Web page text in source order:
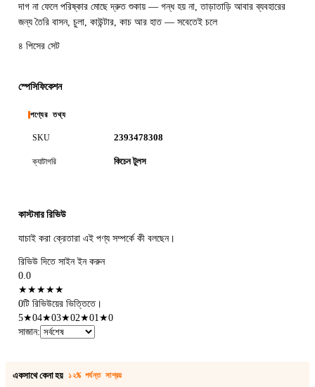
দাগ না ফেলে পরিষ্কার মোছে দ্রুত শুকায় — গন্ধ হয় না, তাড়াতাড়ি আবার ব্যবহারের
জন্য তৈরি বাসন, চুলা, কাউন্টার, কাচ আর হাত — সবেতেই চলে
৪ পিসের সেট
স্পেসিফিকেশন
পণ্যের তথ্য
SKU 2393478308
ক্যাটাগরি কিচেন টুলস
কাস্টমার রিভিউ
যাচাই করা ক্রেতারা এই পণ্য সম্পর্কে কী বলছেন।
রিভিউ দিতে সাইন ইন করুন
0.0
★★★★★
0টি রিভিউয়ের ভিত্তিতে।
5★04★03★02★01★0
সাজান:
একসাথে কেনা হয় ১২% পর্যন্ত সাশ্রয়